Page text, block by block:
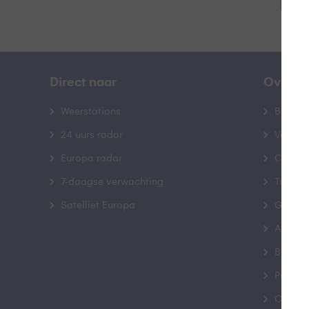
Direct naar
Weerstations
24 uurs radar
Europa radar
7-daagse verwachting
Satelliet Europa
Over
Contact